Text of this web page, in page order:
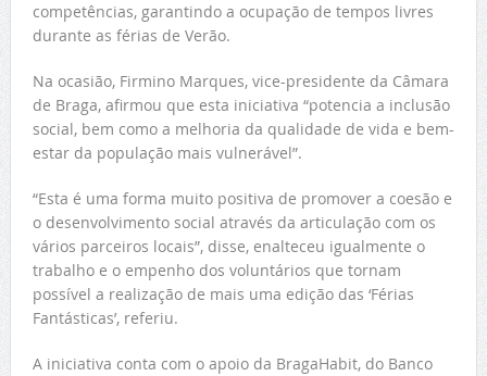
competências, garantindo a ocupação de tempos livres
durante as férias de Verão.
Na ocasião, Firmino Marques, vice-presidente da Câmara
de Braga, afirmou que esta iniciativa “potencia a inclusão
social, bem como a melhoria da qualidade de vida e bem-
estar da população mais vulnerável”.
“Esta é uma forma muito positiva de promover a coesão e
o desenvolvimento social através da articulação com os
vários parceiros locais”, disse, enalteceu igualmente o
trabalho e o empenho dos voluntários que tornam
possível a realização de mais uma edição das ‘Férias
Fantásticas’, referiu.
A iniciativa conta com o apoio da BragaHabit, do Banco